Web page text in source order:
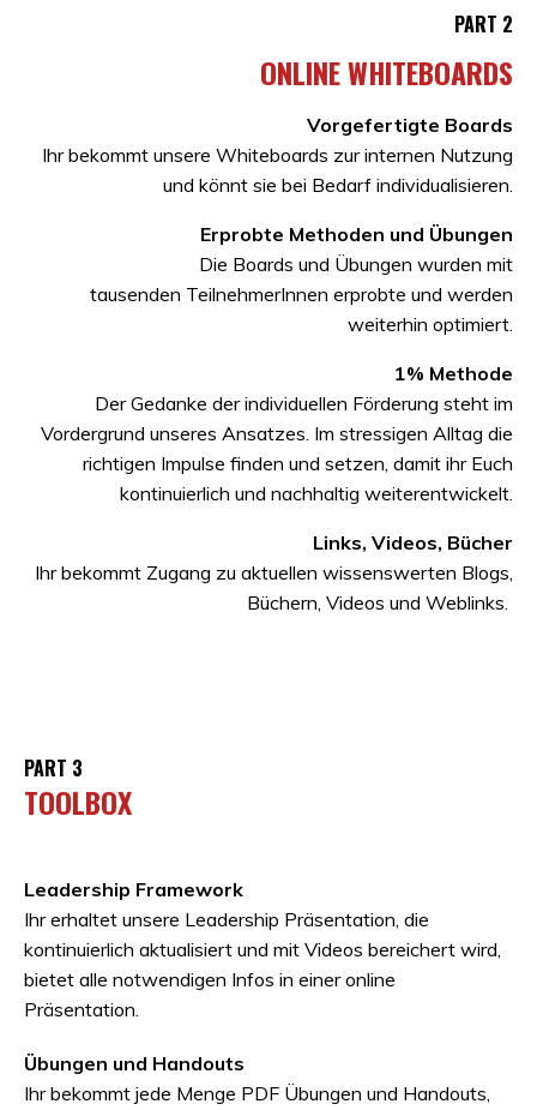
PART 2
ONLINE WHITEBOARDS
Vorgefertigte Boards
Ihr bekommt unsere Whiteboards zur internen Nutzung
und könnt sie bei Bedarf individualisieren.
Erprobte Methoden und Übungen
Die Boards und Übungen wurden mit
tausenden TeilnehmerInnen erprobte und werden
weiterhin optimiert.
1% Methode
Der Gedanke der individuellen Förderung steht im
Vordergrund unseres Ansatzes. Im stressigen Alltag die
richtigen Impulse finden und setzen, damit ihr Euch
kontinuierlich und nachhaltig weiterentwickelt.
Links, Videos, Bücher
Ihr bekommt Zugang zu aktuellen wissenswerten Blogs,
Büchern, Videos und Weblinks.
PART 3
TOOLBOX
Leadership Framework
Ihr erhaltet unsere Leadership Präsentation, die
kontinuierlich aktualisiert und mit Videos bereichert wird,
bietet alle notwendigen Infos in einer online
Präsentation.
Übungen und Handouts
Ihr bekommt jede Menge PDF Übungen und Handouts,